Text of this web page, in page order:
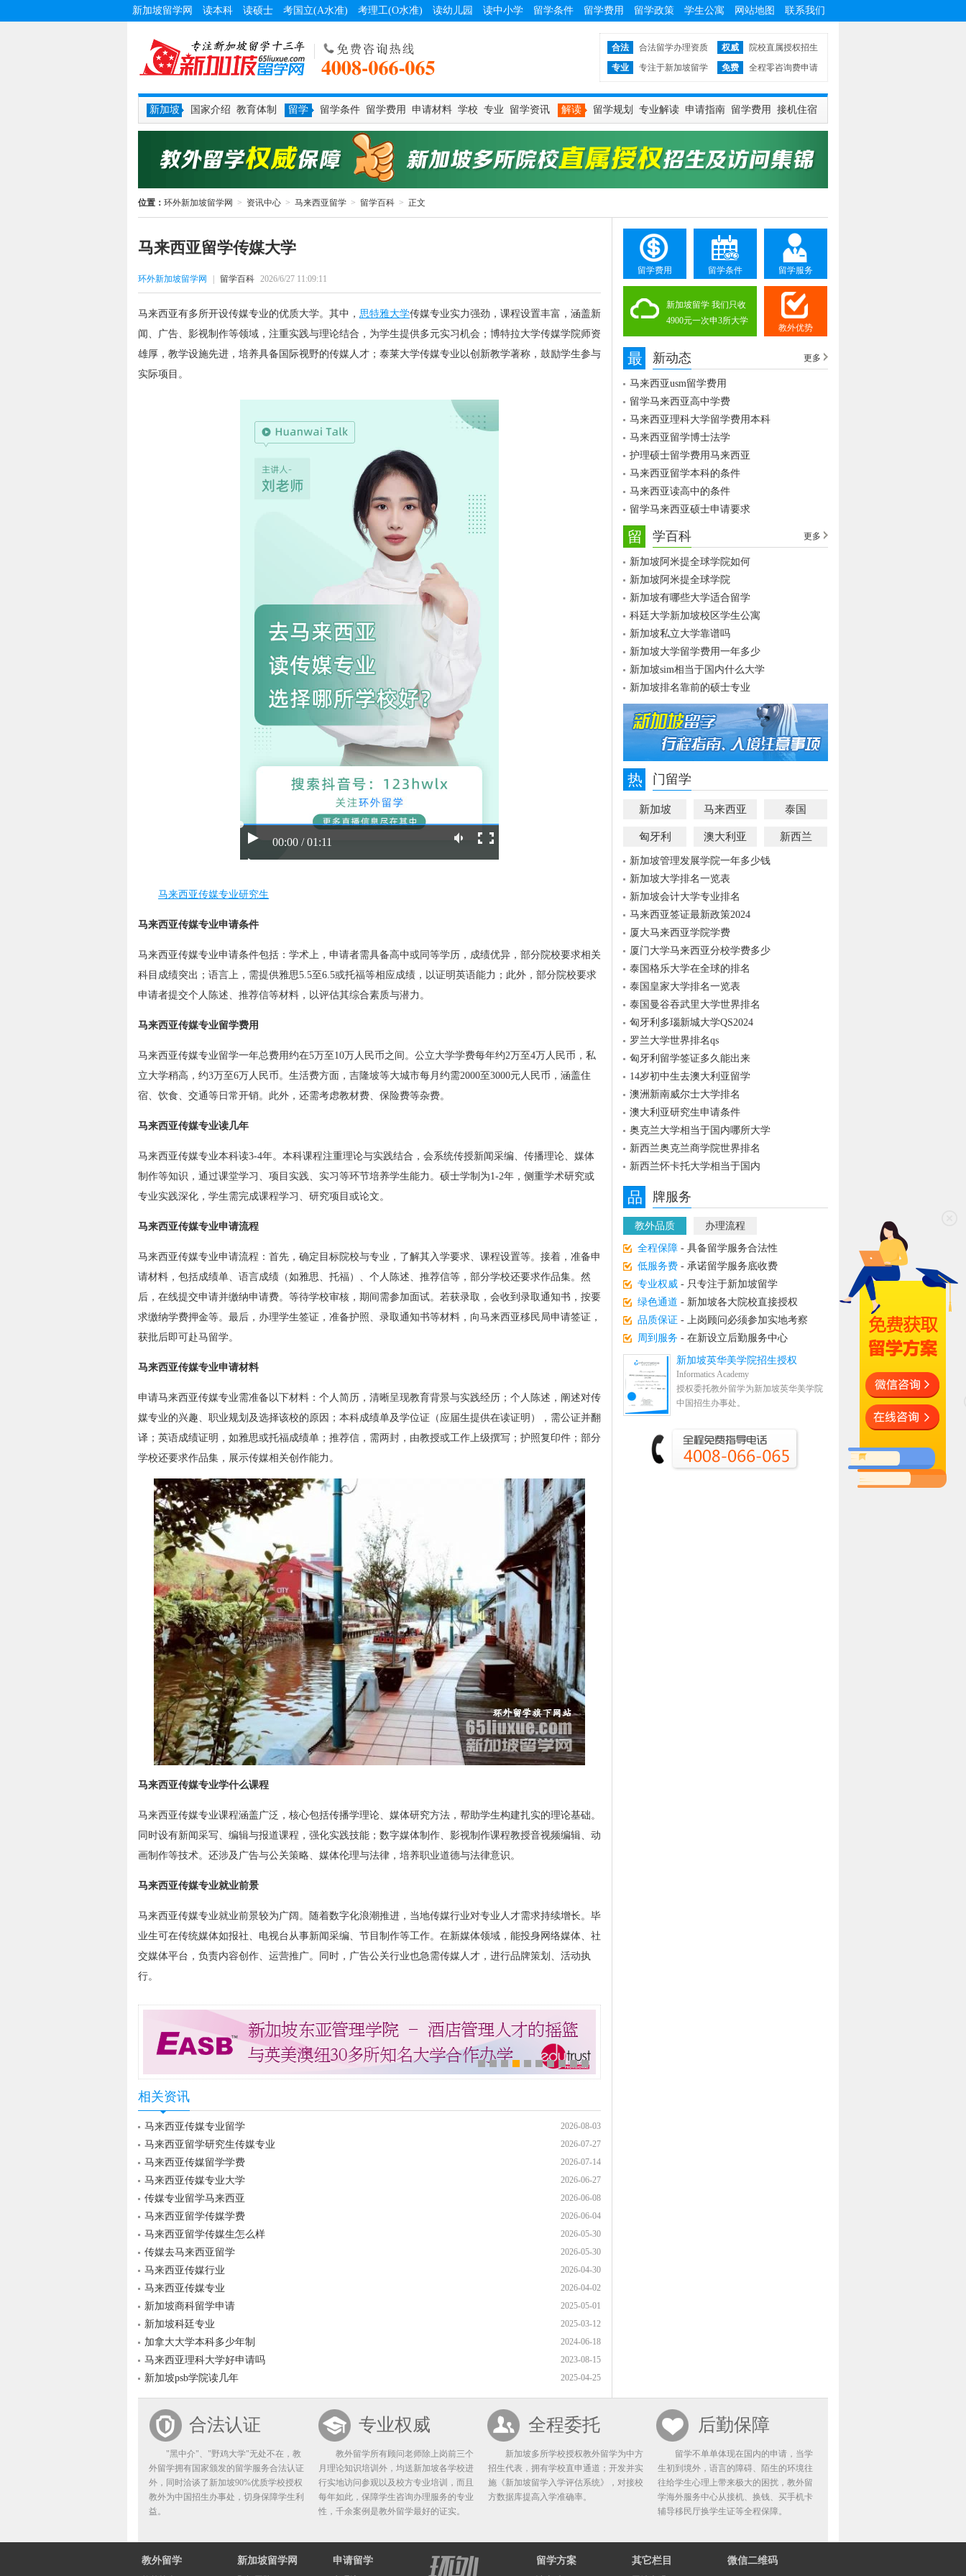
新加坡留学网 读本科 读硕士 考国立(A水准) 考理工(O水准) 读幼儿园 读中小学 留学条件 留学费用 留学政策 学生公寓 网站地图 联系我们
合法 合法留学办理资质 权威
院校直属授权招生
专业
专注于新加坡留学 免费 全程零咨询费申请
新加坡 国家介绍 教育体制 留学 留学条件 留学费用 申请材料 学校 专业 留学资讯 解读 留学规划 专业解读 申请指南 留学费用 接机住宿
位置： 环外新加坡留学网 > 资讯中心 > 马来西亚留学 > 留学百科 > 正文
马来西亚留学传媒大学
环外新加坡留学网 留学百科 2026/6/27 11:09:11
马来西亚有多所开设传媒专业的优质大学。其中， 思特雅大学传媒专业实力强劲，课程设置丰富，涵盖新
闻、广告、影视制作等领域，注重实践与理论结合，为学生提供多元实习机会；博特拉大学传媒学院师资
雄厚，教学设施先进，培养具备国际视野的传媒人才；泰莱大学传媒专业以创新教学著称，鼓励学生参与
实际项目。
00:00 / 01:11
马来西亚传媒专业研究生
马来西亚传媒专业申请条件
马来西亚传媒专业申请条件包括：学术上，申请者需具备高中或同等学历，成绩优异，部分院校要求相关
科目成绩突出；语言上，需提供雅思5.5至6.5或托福等相应成绩，以证明英语能力；此外，部分院校要求
申请者提交个人陈述、推荐信等材料，以评估其综合素质与潜力。
马来西亚传媒专业留学费用
马来西亚传媒专业留学一年总费用约在5万至10万人民币之间。公立大学学费每年约2万至4万人民币，私
立大学稍高，约3万至6万人民币。生活费方面，吉隆坡等大城市每月约需2000至3000元人民币，涵盖住
宿、饮食、交通等日常开销。此外，还需考虑教材费、保险费等杂费。
马来西亚传媒专业读几年
马来西亚传媒专业本科读3-4年。本科课程注重理论与实践结合，会系统传授新闻采编、传播理论、媒体
制作等知识，通过课堂学习、项目实践、实习等环节培养学生能力。硕士学制为1-2年，侧重学术研究或
专业实践深化，学生需完成课程学习、研究项目或论文。
马来西亚传媒专业申请流程
马来西亚传媒专业申请流程：首先，确定目标院校与专业，了解其入学要求、课程设置等。接着，准备申
请材料，包括成绩单、语言成绩（如雅思、托福）、个人陈述、推荐信等，部分学校还要求作品集。然
后，在线提交申请并缴纳申请费。等待学校审核，期间需参加面试。若获录取，会收到录取通知书，按要
求缴纳学费押金等。最后，办理学生签证，准备护照、录取通知书等材料，向马来西亚移民局申请签证，
获批后即可赴马留学。
马来西亚传媒专业申请材料
申请马来西亚传媒专业需准备以下材料：个人简历，清晰呈现教育背景与实践经历；个人陈述，阐述对传
媒专业的兴趣、职业规划及选择该校的原因；本科成绩单及学位证（应届生提供在读证明），需公证并翻
译；英语成绩证明，如雅思或托福成绩单；推荐信，需两封，由教授或工作上级撰写；护照复印件；部分
学校还要求作品集，展示传媒相关创作能力。
马来西亚传媒专业学什么课程
马来西亚传媒专业课程涵盖广泛，核心包括传播学理论、媒体研究方法，帮助学生构建扎实的理论基础。
同时设有新闻采写、编辑与报道课程，强化实践技能；数字媒体制作、影视制作课程教授音视频编辑、动
画制作等技术。还涉及广告与公关策略、媒体伦理与法律，培养职业道德与法律意识。
马来西亚传媒专业就业前景
马来西亚传媒专业就业前景较为广阔。随着数字化浪潮推进，当地传媒行业对专业人才需求持续增长。毕
业生可在传统媒体如报社、电视台从事新闻采编、节目制作等工作。在新媒体领域，能投身网络媒体、社
交媒体平台，负责内容创作、运营推广。同时，广告公关行业也急需传媒人才，进行品牌策划、活动执
行。
相关资讯
2026-08-03
马来西亚传媒专业留学
2026-07-27
马来西亚留学研究生传媒专业
2026-07-14
马来西亚传媒留学学费
2026-06-27
马来西亚传媒专业大学
2026-06-08
传媒专业留学马来西亚
2026-06-04
马来西亚留学传媒学费
2026-05-30
马来西亚留学传媒生怎么样
2026-05-30
传媒去马来西亚留学
2026-04-30
马来西亚传媒行业
2026-04-02
马来西亚传媒专业
2025-05-01
新加坡商科留学申请
2025-03-12
新加坡科廷专业
2024-06-18
加拿大大学本科多少年制
2023-08-15
马来西亚理科大学好申请吗
2025-04-25
新加坡psb学院读几年
留学费用 留学条件 留学服务
新加坡留学 我们只收
4900元一次申3所大学
教外优势
最 新动态 更多
马来西亚usm留学费用
留学马来西亚高中学费
马来西亚理科大学留学费用本科
马来西亚留学博士法学
护理硕士留学费用马来西亚
马来西亚留学本科的条件
马来西亚读高中的条件
留学马来西亚硕士申请要求
留 学百科 更多
新加坡阿米提全球学院如何
新加坡阿米提全球学院
新加坡有哪些大学适合留学
科廷大学新加坡校区学生公寓
新加坡私立大学靠谱吗
新加坡大学留学费用一年多少
新加坡sim相当于国内什么大学
新加坡排名靠前的硕士专业
热 门留学
新加坡 马来西亚 泰国
匈牙利 澳大利亚 新西兰
新加坡管理发展学院一年多少钱
新加坡大学排名一览表
新加坡会计大学专业排名
马来西亚签证最新政策2024
厦大马来西亚学院学费
厦门大学马来西亚分校学费多少
泰国格乐大学在全球的排名
泰国皇家大学排名一览表
泰国曼谷吞武里大学世界排名
匈牙利多瑙新城大学QS2024
罗兰大学世界排名qs
匈牙利留学签证多久能出来
14岁初中生去澳大利亚留学
澳洲新南威尔士大学排名
澳大利亚研究生申请条件
奥克兰大学相当于国内哪所大学
新西兰奥克兰商学院世界排名
新西兰怀卡托大学相当于国内
品 牌服务
教外品质 办理流程
全程保障 - 具备留学服务合法性
低服务费 - 承诺留学服务底收费
专业权威 - 只专注于新加坡留学
绿色通道 - 新加坡各大院校直接授权
品质保证 - 上岗顾问必须参加实地考察
周到服务 - 在新设立后勤服务中心
合法认证
"黑中介"、"野鸡大学"无处不在，教
外留学拥有国家颁发的留学服务合法认证
外，同时洽谈了新加坡90%优质学校授权
教外为中国招生办事处，切身保障学生利
益。
专业权威
教外留学所有顾问老师除上岗前三个
月理论知识培训外，均送新加坡各学校进
行实地访问参观以及校方专业培训，而且
每年如此，保障学生咨询办理服务的专业
性，千余案例是教外留学最好的证实。
全程委托
新加坡多所学校授权教外留学为中方
招生代表，拥有学校直申通道；开发并实
施《新加坡留学入学评估系统》，对接校
方数据库提高入学准确率。
后勤保障
留学不单单体现在国内的申请，当学
生初到境外，语言的障碍、陌生的环境往
往给学生心理上带来极大的困扰，教外留
学海外服务中心从接机、换钱、买手机卡
辅导移民厅换学生证等全程保障。
教外留学 新加坡留学网 申请留学 留学方案 其它栏目 微信二维码